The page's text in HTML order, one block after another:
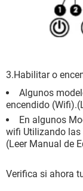
3.Habilitar o
Algunos
encendido
En algunos
wifi Utilizando las
(Leer Manual de
Verifica si ahora